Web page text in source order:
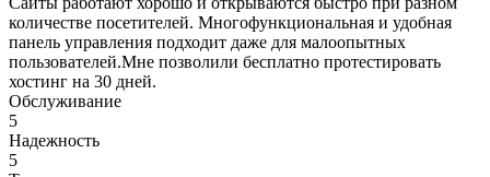
количестве посетителей. Многофункциональная и удобная
панель управления подходит даже для малоопытных
пользователей.Мне позволили бесплатно протестировать
хостинг на 30 дней.
Обслуживание
5
Надежность
5